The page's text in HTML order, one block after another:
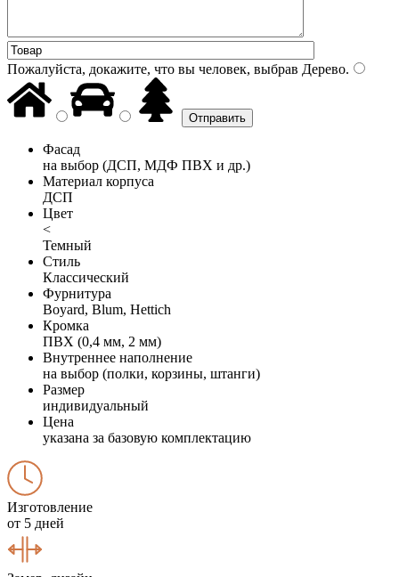
Пожалуйста, докажите, что вы человек, выбрав Дерево.
Фасад
на выбор (ДСП, МДФ ПВХ и др.)
Материал корпуса
ДСП
Цвет
<
Темный
Стиль
Классический
Фурнитура
Boyard, Blum, Hettich
Кромка
ПВХ (0,4 мм, 2 мм)
Внутреннее наполнение
на выбор (полки, корзины, штанги)
Размер
индивидуальный
Цена
указана за базовую комплектацию
Изготовление
от 5 дней